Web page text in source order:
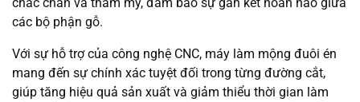
các bộ phận gỗ.
Với sự hỗ trợ của công nghệ CNC, máy làm mộng đuôi én
mang đến sự chính xác tuyệt đối trong từng đường cắt,
giúp tăng hiệu quả sản xuất và giảm thiểu thời gian làm